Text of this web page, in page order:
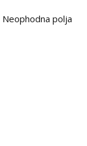
Neophodna polja